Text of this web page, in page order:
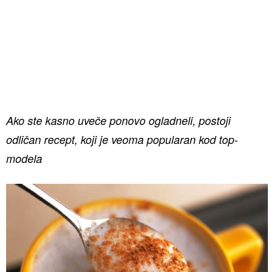
Ako ste kasno uveče ponovo ogladneli, postoji
odličan recept, koji je veoma popularan kod top-
modela